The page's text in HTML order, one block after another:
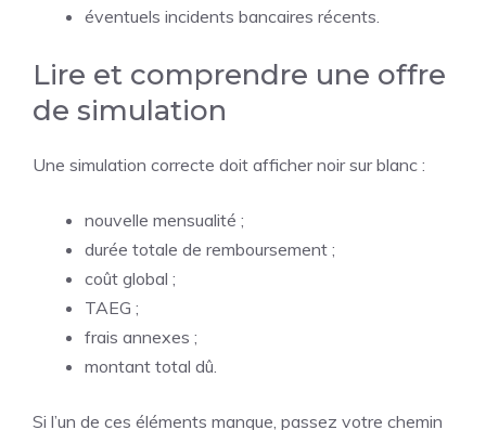
éventuels incidents bancaires récents.
Lire et comprendre une offre
de simulation
Une simulation correcte doit afficher noir sur blanc :
nouvelle mensualité ;
durée totale de remboursement ;
coût global ;
TAEG ;
frais annexes ;
montant total dû.
Si l’un de ces éléments manque, passez votre chemin